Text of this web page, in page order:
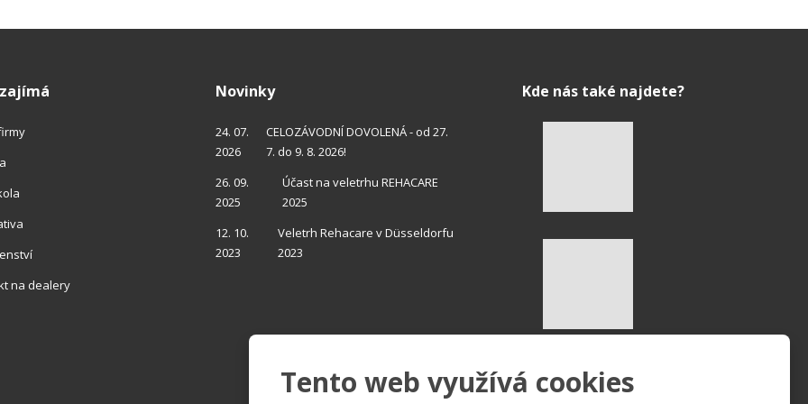
na dealery
Novinky
24. 07.
2026
CELOZÁVODNÍ DOVOLENÁ - od 27.
7. do 9. 8. 2026!
26. 09.
2025
Účast na veletrhu REHACARE
2025
12. 10.
2023
Veletrh Rehacare v Düsseldorfu
2023
Kde nás také najdete?
Tento web využívá cookies